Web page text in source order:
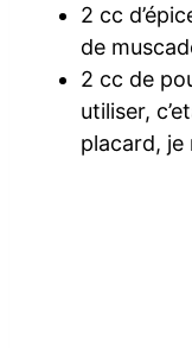
2 cc
de
2 cc de
utiliser,
placard, je